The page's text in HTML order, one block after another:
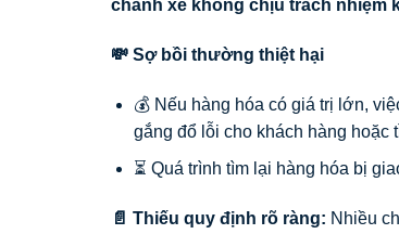
chành xe không chịu trách nhiệm
💸 Sợ bồi thường thiệt hại
💰 Nếu hàng hóa có giá trị lớn,
gắng đổ lỗi cho khách hàng hoặc
⏳ Quá trình tìm lại hàng hóa bị
📄 Thiếu quy định rõ ràng: Nhiều